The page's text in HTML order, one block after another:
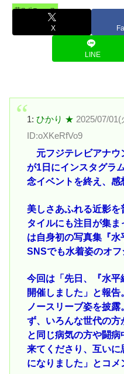
芸スポニュース
X
LINE
1: ひかり ★ 2025/07/
ID:oXKeRfVo9
元フジテレビアナウ
が1日にインスタグラ
念イベントを終え、感
美しさあふれる近影
タイルにも注目が集
は自身初の写真集『水
SNSでも水着姿のオフ
今回は「先日、『水
開催しました」と報
ノースリーブ姿を披
ず、いろんな世代の
と同じ病気の方や闘
来てくださり、互いに
になりました」とコメ